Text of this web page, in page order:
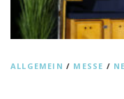
ALLGEMEIN / MESSE /